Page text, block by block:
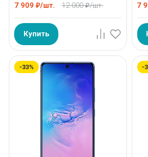
7 909 ₽/шт. 12 000 ₽/шт.
Купить
7
-33% -